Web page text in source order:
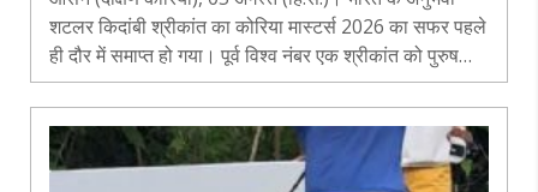
शटलर किदांबी श्रीकांत का कोरिया मास्टर्स 2026 का सफर पहले
ही दौर में समाप्त हो गया। पूर्व विश्व नंबर एक श्रीकांत को पुरुष
एकल के मुकाबले में इजरायल के डेनियल डुबोवेंको ने 20-22, 21-
14, 21-12 से..